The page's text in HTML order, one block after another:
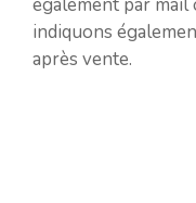
également par
indiquons
après vente.